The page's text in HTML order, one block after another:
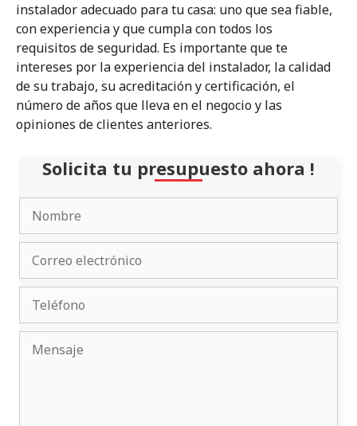
instalador adecuado para tu casa: uno que sea fiable,
con experiencia y que cumpla con todos los
requisitos de seguridad. Es importante que te
intereses por la experiencia del instalador, la calidad
de su trabajo, su acreditación y certificación, el
número de años que lleva en el negocio y las
opiniones de clientes anteriores.
Solicita tu presupuesto ahora !